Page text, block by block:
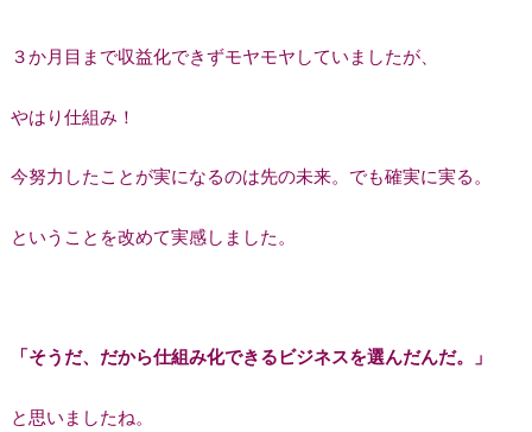
３か月目まで収益化できずモヤモヤしていましたが、
やはり仕組み！
今努力したことが実になるのは先の未来。でも確実に実る。
ということを改めて実感しました。
「そうだ、だから仕組み化できるビジネスを選んだんだ。」
と思いましたね。